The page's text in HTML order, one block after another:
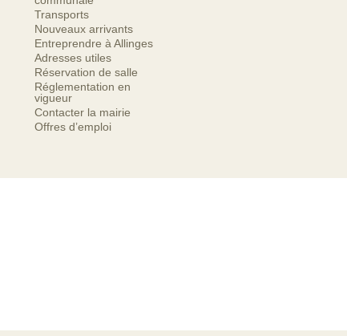
Transports
Nouveaux arrivants
Entreprendre à Allinges
Adresses utiles
Réservation de salle
Réglementation en
vigueur
Contacter la mairie
Offres d’emploi